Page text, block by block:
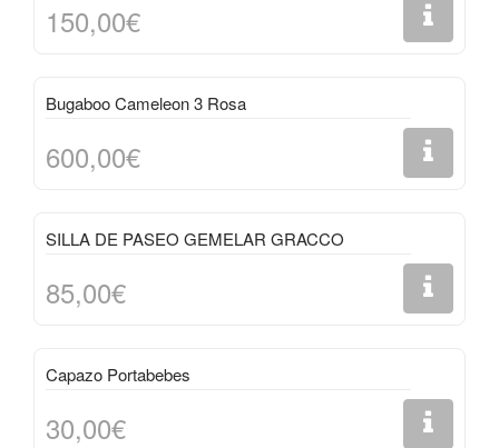
150,00€
Bugaboo Cameleon 3 Rosa
600,00€
SILLA DE PASEO GEMELAR GRACCO
85,00€
Capazo Portabebes
30,00€